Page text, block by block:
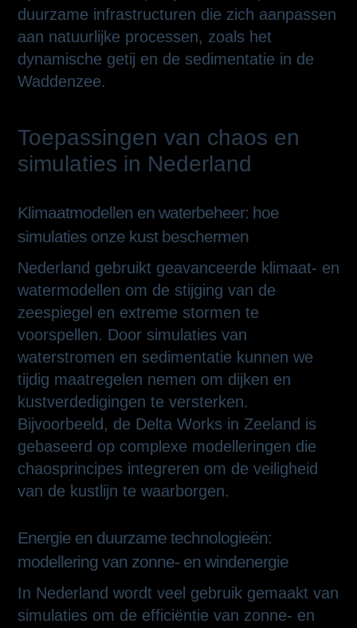
duurzame infrastructuren die zich aanpassen
aan natuurlijke processen, zoals het
dynamische getij en de sedimentatie in de
Waddenzee.
Toepassingen van chaos en
simulaties in Nederland
Klimaatmodellen en waterbeheer: hoe
simulaties onze kust beschermen
Nederland gebruikt geavanceerde klimaat- en
watermodellen om de stijging van de
zeespiegel en extreme stormen te
voorspellen. Door simulaties van
waterstromen en sedimentatie kunnen we
tijdig maatregelen nemen om dijken en
kustverdedigingen te versterken.
Bijvoorbeeld, de Delta Works in Zeeland is
gebaseerd op complexe modelleringen die
chaosprincipes integreren om de veiligheid
van de kustlijn te waarborgen.
Energie en duurzame technologieën:
modellering van zonne- en windenergie
In Nederland wordt veel gebruik gemaakt van
simulaties om de efficiëntie van zonne- en